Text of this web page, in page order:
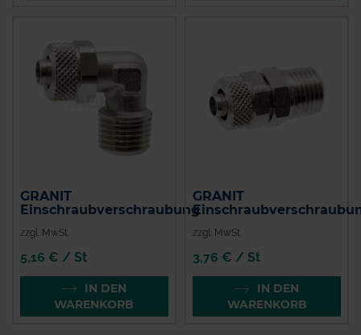
GRANIT
Einschraubverschraubung
zzgl. MwSt.
5,16 € / St
IN DEN
WARENKORB
GRANIT
zzgl. MwSt.
3,76 € / St
IN DEN
WARENKORB